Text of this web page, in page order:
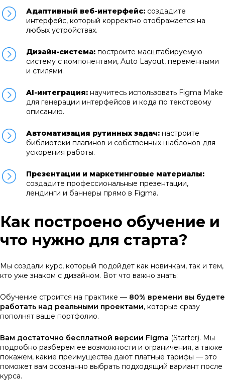
Адаптивный веб-интерфейс: создадите
интерфейс, который корректно отображается на
любых устройствах.
Дизайн-система: построите масштабируемую
систему с компонентами, Auto Layout, переменными
и стилями.
AI-интеграция: научитесь использовать Figma Make
для генерации интерфейсов и кода по текстовому
описанию.
Автоматизация рутинных задач: настроите
библиотеки плагинов и собственных шаблонов для
ускорения работы.
Презентации и маркетинговые материалы:
создадите профессиональные презентации,
лендинги и баннеры прямо в Figma.
Как построено обучение и
что нужно для старта?
Мы создали курс, который подойдет как новичкам, так и тем,
кто уже знаком с дизайном. Вот что важно знать:
Обучение строится на практике — 80% времени вы будете
работать над реальными проектами, которые сразу
пополнят ваше портфолио.
Вам достаточно бесплатной версии Figma (Starter). Мы
подробно разберем ее возможности и ограничения, а также
покажем, какие преимущества дают платные тарифы — это
поможет вам осознанно выбрать подходящий вариант после
курса.